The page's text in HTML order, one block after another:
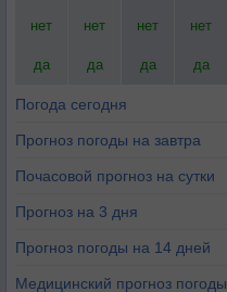
нет нет нет нет
да да да да
Погода сегодня
Прогноз погоды на завтра
Почасовой прогноз на сутки
Прогноз на 3 дня
Прогноз погоды на 14 дней
Медицинский прогноз погоды